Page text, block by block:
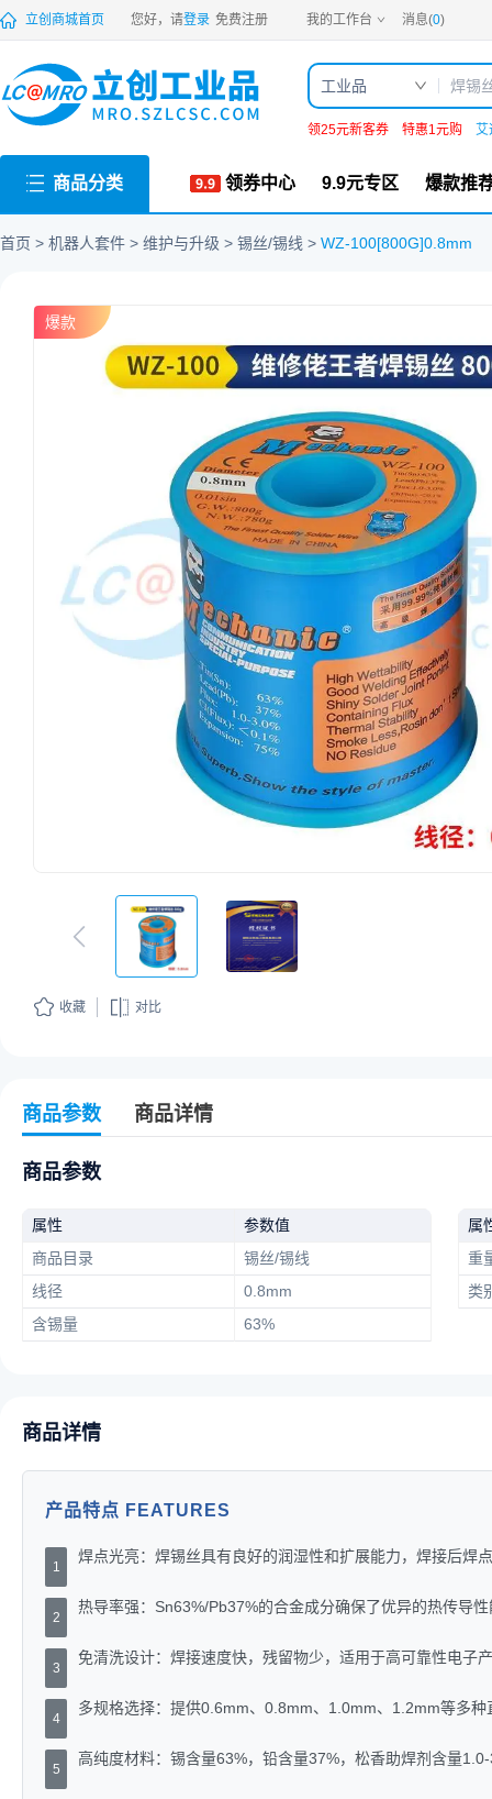
PDF 立创商城首页 您好，请登录 免费注册 我的工作台 消息(0)
工业品
领25元新客券 特惠1元购 艾
商品分类 领券中心 9.9元专区 爆款推
首页 机器人套件 维护与升级 锡丝/锡线 WZ-100[800G]0.8mm
爆款
收藏 对比
商品参数 商品详情
商品参数
属性
参数值
商品目录
锡丝/锡线
线径
0.8mm
含锡量
63%
属
重
类
商品详情
产品特点 FEATURES
1
焊点光亮：焊锡丝具有良好的润湿性和扩展能力，焊接后焊
2
热导率强：Sn63%/Pb37%的合金成分确保了优异的热传导
3
免清洗设计：焊接速度快，残留物少，适用于高可靠性电子
4
多规格选择：提供0.6mm、0.8mm、1.0mm、1.2mm等多
5
高纯度材料：锡含量63%，铅含量37%，松香助焊剂含量